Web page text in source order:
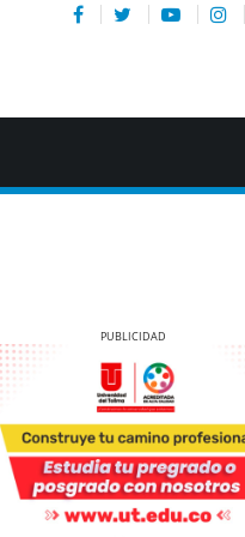
Previous
Previous